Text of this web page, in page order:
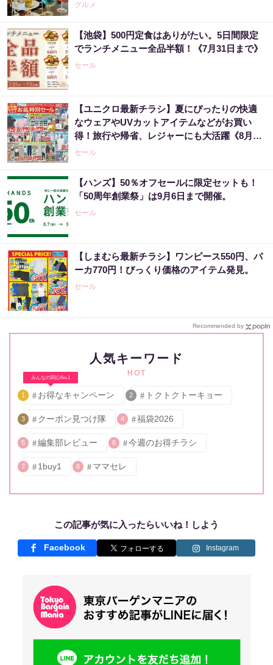
グルメ
【池袋】500円定食はありがたい。5日間限定
でランチメニュー全品半額！《7月31日まで》
セール
【ユニクロ最新チラシ】夏にぴったりの快適
なウェアやUVカットアイテムなどがお買い
得！旅行や帰省、レジャーにも大活躍《8月13
日まで》
セール
【ハンズ】50％オフセールに限定セットも！
「50周年創業祭」は9月6日まで開催。
セール
【しまむら最新チラシ】ワンピース550円、パ
ーカ770円！びっくり価格のアイテム発見。
セール
Recommended by
人気キーワード
HOT
みんなの関心No.1
1 お得なキャンペーン 2 トクトクトーキョー
3 クーポン見つけ隊 4 福袋2026
5 編集部レビュー 6 今週のお得チラシ
7 1buy1 8 ママセレ
この記事が気に入ったらいいね！しよう
Facebook Instagram